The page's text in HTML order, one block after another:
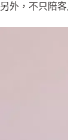
另外，不只陪